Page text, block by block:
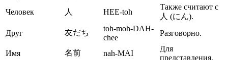
Человек
人 HEE-toh
Также считают с
人 (にん).
Друг
友だち
toh-moh-DAH-
chee
Разговорно.
Имя 名前 nah-MAI
Для
представления.